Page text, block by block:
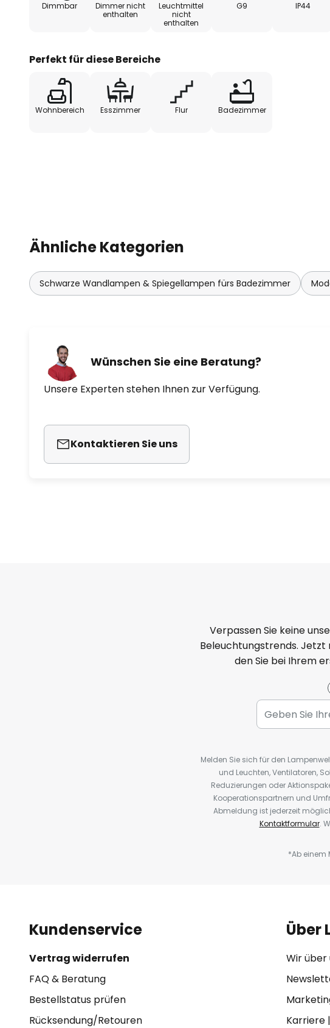
Dimmbar
Dimmer nicht
enthalten
Leuchtmittel
nicht
enthalten
G9 IP44
Perfekt für diese Bereiche
Wohnbereich Esszimmer Flur Badezimmer
Ähnliche Kategorien
Schwarze Wandlampen & Spiegellampen fürs Badezimmer
Wünschen Sie eine Beratung?
Unsere Experten stehen Ihnen zur Verfügung.
Kontaktieren Sie uns
Verpassen Sie keine
Beleuchtungstrends. Jetzt
den Sie bei Ihrem
Melden Sie sich für den
und Leuchten, Ventilatoren,
Reduzierungen oder
Kooperationspartnern und
Abmeldung ist jederzeit
Kontaktformular.
*Ab einem
Kundenservice
Vertrag widerrufen
FAQ & Beratung
Bestellstatus prüfen
Rücksendung/Retouren
Über
Wir über
Karriere|